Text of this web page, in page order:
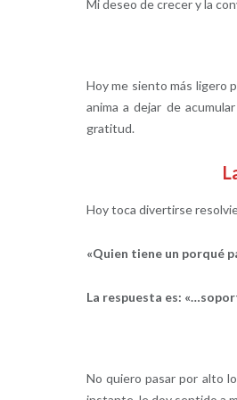
Mi deseo de crecer y la
Hoy me siento más ligero
anima a dejar de
gratitud.
Hoy toca divertirse
«Quien tiene un porqué
La respuesta es:
No quiero pasar por alto